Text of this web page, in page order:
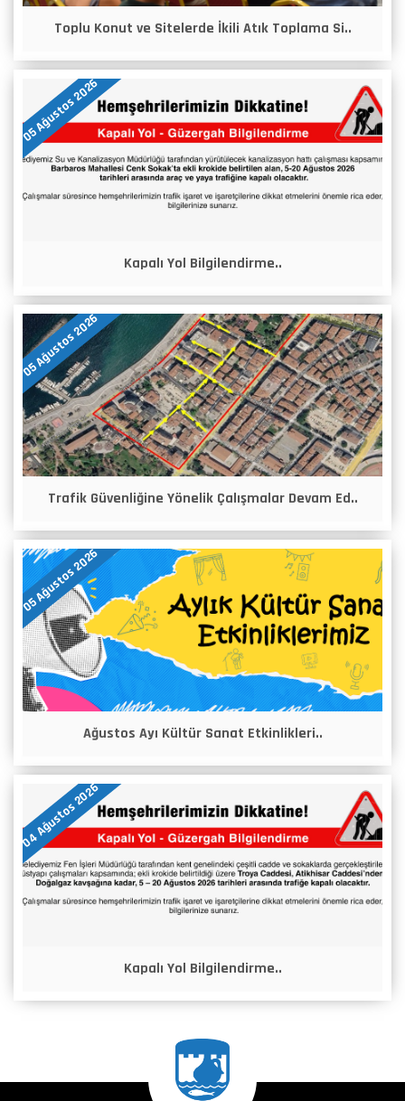
Toplu Konut ve Sitelerde İkili Atık Toplama Si..
05 Ağustos 2026
Kapalı Yol Bilgilendirme..
05 Ağustos 2026
Trafik Güvenliğine Yönelik Çalışmalar Devam Ed..
05 Ağustos 2026
Ağustos Ayı Kültür Sanat Etkinlikleri..
04 Ağustos 2026
Kapalı Yol Bilgilendirme..